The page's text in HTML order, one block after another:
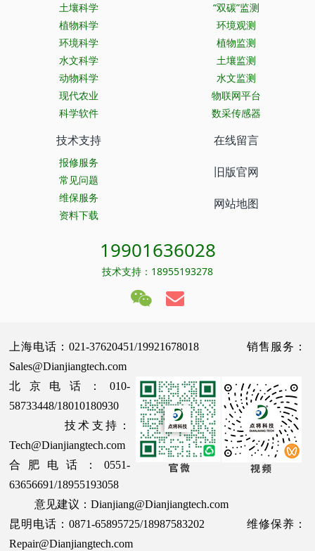
土壤科学
植物科学
环境科学
水文科学
动物科学
现代农业
科学软件
“双碳”监测
环境观测
植物监测
土壤监测
水文监测
物联网平台
数采传感器
技术支持
报修服务
常见问题
维保服务
资料下载
在线留言
旧版官网
网站地图
19901636028
技术支持：18955193278
上海电话：021-37620451/19921678018 销售服务：
Sales@Dianjiangtech.com
北京电话：010-
58733448/18010180930
技术支持：
Tech@Dianjiangtech.com
合肥电话：0551-
63656691/18955193058
意见建议：Dianjiang@Dianjiangtech.com
昆明电话：0871-65895725/18987583202 维修保养：
Repair@Dianjiangtech.com